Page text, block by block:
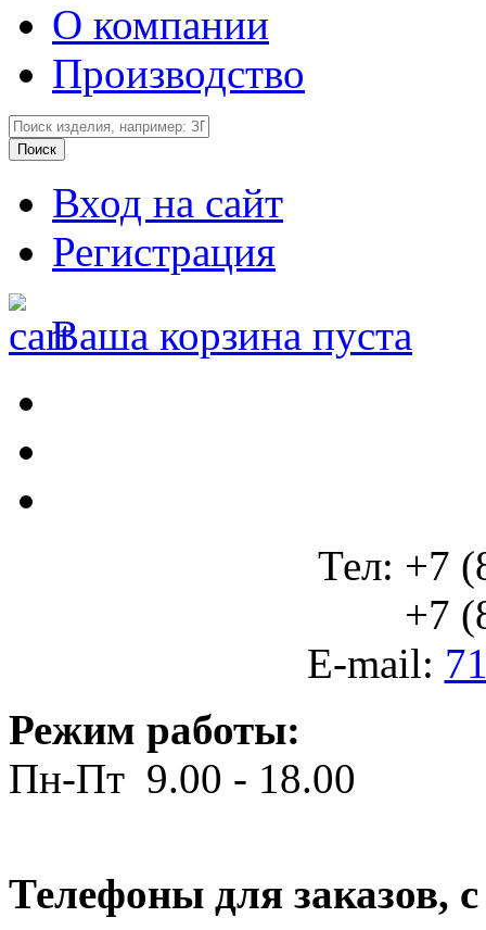
О компании
Производство
Вход на сайт
Регистрация
Ваша корзина пуста
Тел: +7
+7
E-mail:
Режим работы:
Пн-Пт 9.00 - 18.00
Телефоны для заказов,